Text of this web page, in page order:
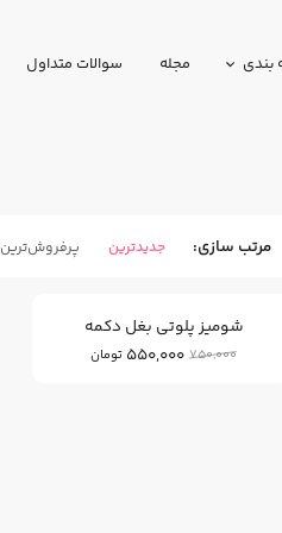
بندی مجله سوالات متداول
مرتب سازی جدیدترین پرفروش‌ترین
شومیز پلوتی بغل دکمه
750,000
550,000 تومان